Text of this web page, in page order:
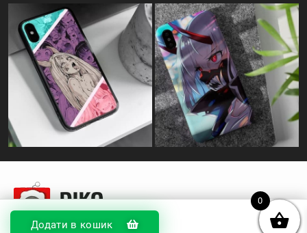
Додати в кошик
0